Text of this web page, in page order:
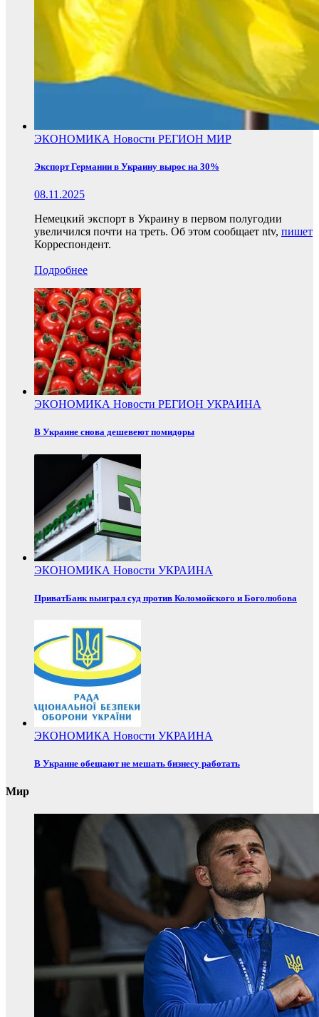
ЭКОНОМИКА Новости РЕГИОН МИР
Экспорт Германии в Украину вырос на 30%
08.11.2025
Немецкий экспорт в Украину в первом полугодии
увеличился почти на треть. Об этом сообщает ntv, пишет
Корреспондент.
Подробнее
ЭКОНОМИКА Новости РЕГИОН УКРАИНА
В Украине снова дешевеют помидоры
ЭКОНОМИКА Новости УКРАИНА
ПриватБанк выиграл суд против Коломойского и Боголюбова
ЭКОНОМИКА Новости УКРАИНА
В Украине обещают не мешать бизнесу работать
Мир